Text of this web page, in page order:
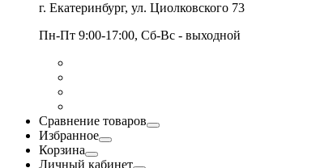
г. Екатеринбург, ул. Циолковского 73
Пн-Пт 9:00-17:00, Сб-Вс - выходной
Сравнение товаров
Избранное
Корзина
Личный кабинет